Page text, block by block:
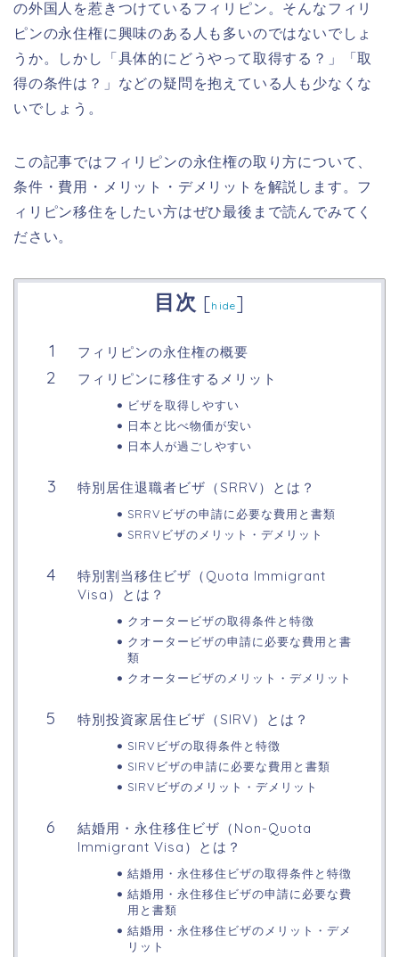
の外国人を惹きつけているフィリピン。そんなフィリ
ピンの永住権に興味のある人も多いのではないでしょ
うか。しかし「具体的にどうやって取得する？」「取
得の条件は？」などの疑問を抱えている人も少なくな
いでしょう。
この記事ではフィリピンの永住権の取り方について、
条件・費用・メリット・デメリットを解説します。フ
ィリピン移住をしたい方はぜひ最後まで読んでみてく
ださい。
目次 [hide]
フィリピンの永住権の概要
フィリピンに移住するメリット
ビザを取得しやすい
日本と比べ物価が安い
日本人が過ごしやすい
特別居住退職者ビザ（SRRV）とは？
SRRVビザの申請に必要な費用と書類
SRRVビザのメリット・デメリット
特別割当移住ビザ（Quota Immigrant
Visa）とは？
クオータービザの取得条件と特徴
クオータービザの申請に必要な費用と書
類
クオータービザのメリット・デメリット
特別投資家居住ビザ（SIRV）とは？
SIRVビザの取得条件と特徴
SIRVビザの申請に必要な費用と書類
SIRVビザのメリット・デメリット
結婚用・永住移住ビザ（Non-Quota
Immigrant Visa）とは？
結婚用・永住移住ビザの取得条件と特徴
結婚用・永住移住ビザの申請に必要な費
用と書類
結婚用・永住移住ビザのメリット・デメ
リット